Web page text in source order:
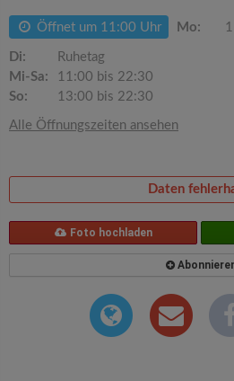
Öffnet um 11:00 Uhr Mo:
Di:
Ruhetag
Mi-Sa:
11:00 bis 22:30
So:
13:00 bis 22:30
Alle Öffnungszeiten ansehen
Daten
Foto hochladen
t